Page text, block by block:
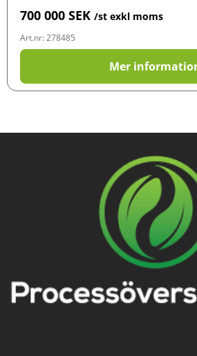
700 000 SEK /st exkl moms
Art.nr: 278485
Mer